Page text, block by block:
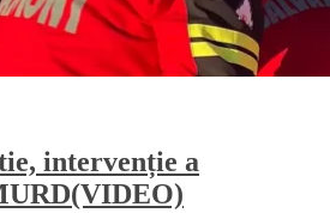
intervenție a